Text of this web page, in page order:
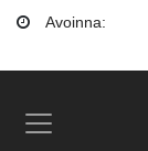
Avoinna: